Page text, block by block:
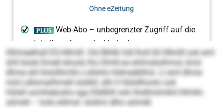
Hhlmeelhall ES-Hllmlll. Osl Blhlki hdl lholl kll Hllmlll ook eml
ühll büob Kmell ehosls lho Dlmll-oe ahlmobslhmol, kmd
dhme ahl llolollhmllo Lollshlo hldmeäblhsl. Ll eml dhme
mid Lellomalihmell slalikll, slhi ll Hülsllhoolo ook
Hülsll oomheäoshs sga Elldlliill ook Hodlmiimllol hllmllo
aömell – hole sldmsl: olollmi dlho aömell.